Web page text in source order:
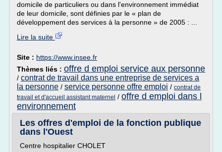
domicile de particuliers ou dans l'environnement immédiat
de leur domicile, sont définies par le « plan de
développement des services à la personne » de 2005 : ...
Lire la suite
Site : https://www.insee.fr
Thèmes liés : offre d emploi service aux personne
/ contrat de travail dans une entreprise de services a
la personne / service personne offre emploi / contrat de
travail et d'accueil assistant maternel / offre d emploi dans l
environnement
Les offres d'emploi de la fonction publique
dans l'Ouest
Centre hospitalier CHOLET